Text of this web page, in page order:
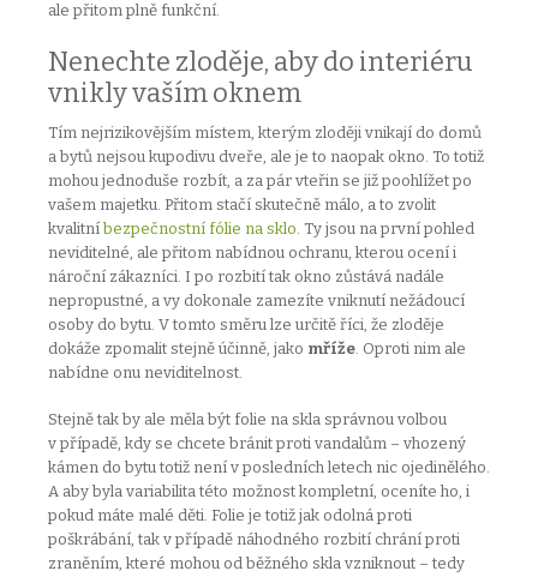
ale přitom plně funkční.
Nenechte zloděje, aby do interiéru
vnikly vaším oknem
Tím nejrizikovějším místem, kterým zloději vnikají do domů
a bytů nejsou kupodivu dveře, ale je to naopak okno. To totiž
mohou jednoduše rozbít, a za pár vteřin se již poohlížet po
vašem majetku. Přitom stačí skutečně málo, a to zvolit
kvalitní bezpečnostní fólie na sklo . Ty jsou na první pohled
neviditelné, ale přitom nabídnou ochranu, kterou ocení i
nároční zákazníci. I po rozbití tak okno zůstává nadále
nepropustné, a vy dokonale zamezíte vniknutí nežádoucí
osoby do bytu. V tomto směru lze určitě říci, že zloděje
dokáže zpomalit stejně účinně, jako mříže . Oproti nim ale
nabídne onu neviditelnost.
Stejně tak by ale měla být folie na skla správnou volbou
v případě, kdy se chcete bránit proti vandalům – vhozený
kámen do bytu totiž není v posledních letech nic ojedinělého.
A aby byla variabilita této možnost kompletní, oceníte ho, i
pokud máte malé děti. Folie je totiž jak odolná proti
poškrábání, tak v případě náhodného rozbití chrání proti
zraněním, které mohou od běžného skla vzniknout – tedy